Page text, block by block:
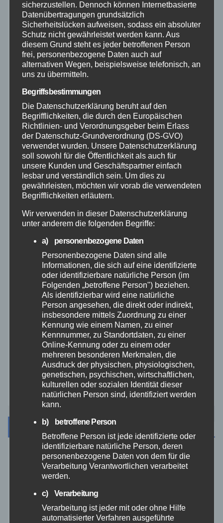
Allgemein
Altenkirchen
Bundespolizei
Feuerwehr
Hilfsorganisationen
Mayen-Koblenz
Neuwied
Polizei
Rettungsdienst
Rhein-Lahn
Veranstaltungen
Westerwald
Archiv
August 2026
Juni 2026
sicherzustellen. Dennoch können Internetbasierte
Datenübertragungen grundsätzlich
Sicherheitslücken aufweisen, sodass ein absoluter
Schutz nicht gewährleistet werden kann. Aus
diesem Grund steht es jeder betroffenen Person
frei, personenbezogene Daten auch auf
alternativen Wegen, beispielsweise telefonisch, an
uns zu übermitteln.
Begriffsbestimmungen
Die Datenschutzerklärung beruht auf den
Begrifflichkeiten, die durch den Europäischen
Richtlinien- und Verordnungsgeber beim Erlass
der Datenschutz-Grundverordnung (DS-GVO)
verwendet wurden. Unsere Datenschutzerklärung
soll sowohl für die Öffentlichkeit als auch für
unsere Kunden und Geschäftspartner einfach
lesbar und verständlich sein. Um dies zu
gewährleisten, möchten wir vorab die verwendeten
Begrifflichkeiten erläutern.
Wir verwenden in dieser Datenschutzerklärung
unter anderem die folgenden Begriffe:
a) personenbezogene Daten
Personenbezogene Daten sind alle
Informationen, die sich auf eine identifizierte
oder identifizierbare natürliche Person (im
Folgenden „betroffene Person") beziehen.
Als identifizierbar wird eine natürliche
Person angesehen, die direkt oder indirekt,
insbesondere mittels Zuordnung zu einer
Kennung wie einem Namen, zu einer
Kennnummer, zu Standortdaten, zu einer
Online-Kennung oder zu einem oder
mehreren besonderen Merkmalen, die
Ausdruck der physischen, physiologischen,
genetischen, psychischen, wirtschaftlichen,
kulturellen oder sozialen Identität dieser
natürlichen Person sind, identifiziert werden
kann.
b) betroffene Person
Betroffene Person ist jede identifizierte oder
identifizierbare natürliche Person, deren
personenbezogene Daten von dem für die
Verarbeitung Verantwortlichen verarbeitet
werden.
c) Verarbeitung
Verarbeitung ist jeder mit oder ohne Hilfe
automatisierter Verfahren ausgeführte